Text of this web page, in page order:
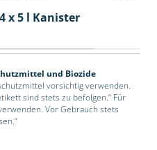
x 5 l Kanister
und Biozide
vorsichtig verwenden.
sind stets zu befolgen.“ Für
Vor Gebrauch stets